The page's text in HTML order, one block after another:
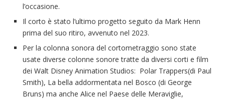
l’occasione.
Il corto è stato l’ultimo progetto seguito da Mark Henn
prima del suo ritiro, avvenuto nel 2023.
Per la colonna sonora del cortometraggio sono state
usate diverse colonne sonore tratte da diversi corti e film
dei Walt Disney Animation Studios: Polar Trappers(di Paul
Smith), La bella addormentata nel Bosco (di George
Bruns) ma anche Alice nel Paese delle Meraviglie,